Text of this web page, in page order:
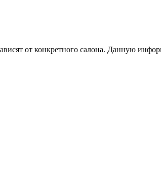
от конкретного салона. Данную